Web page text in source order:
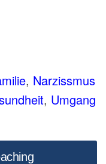
, Narzissmus
, Umgang